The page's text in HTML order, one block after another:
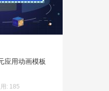
应用动画模板
: 185